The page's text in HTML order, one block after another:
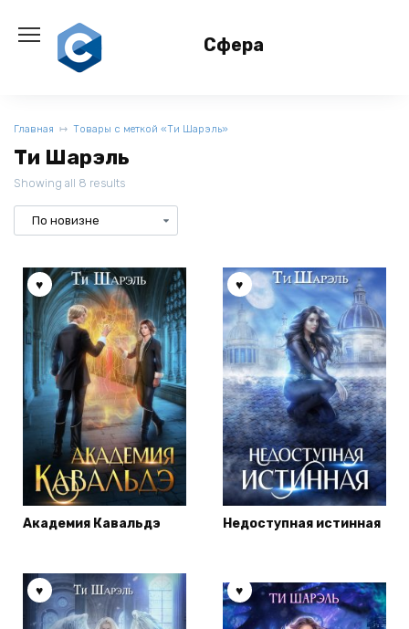
содержанию
Сфера
Главная Товары с меткой «Ти Шарэль»
Ти Шарэль
Showing all 8 results
Академия Кавальдэ Недоступная истинная